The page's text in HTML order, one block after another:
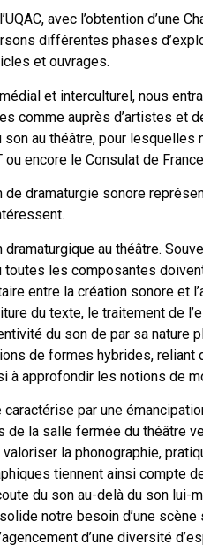
avec l’obtention d’une
différentes phases
et ouvrages.
et interculturel, nous
comme auprès d’artistes et
au théâtre, pour
ou encore le Consulat de
dramaturgie sonore
au théâtre.
toutes les composantes
entre la création sonore et
du texte, le traitement de
du son de par sa nature
de formes hybrides,
à approfondir les notions de
par une
la salle fermée du théâtre
la phonographie,
tiennent ainsi compte
du son au-delà du son lui-
notre besoin d’une
d’une diversité